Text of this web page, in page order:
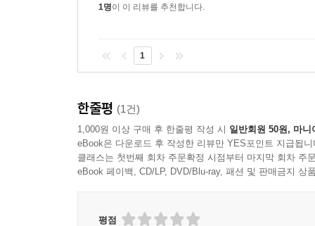
1명이 이 리뷰를 추천합니다.
1
한줄평 (1건)
1,000원 이상 구매 후 한줄평 작성 시 일반회원 50원, 마니
eBook은 다운로드 후 작성한 리뷰만 YES포인트 지급됩니
클래스는 첫번째 회차 주문확정 시점부터 마지막 회차 주
eBook 페이백, CD/LP, DVD/Blu-ray, 패션 및 판매금지 상
평점